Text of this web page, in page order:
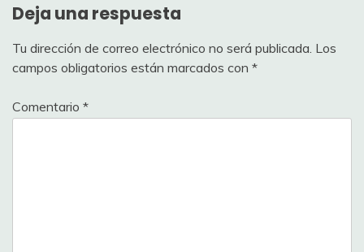
Deja una respuesta
Tu dirección de correo electrónico no será publicada. Los
campos obligatorios están marcados con *
Comentario *